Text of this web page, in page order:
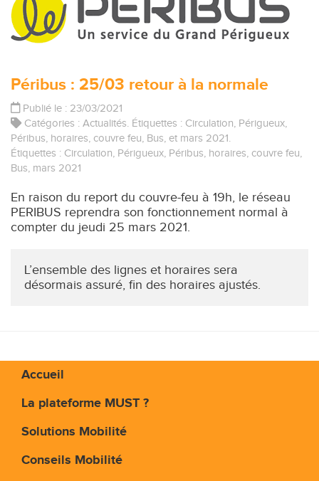
Péribus : 25/03 retour à la normale
Publié le : 23/03/2021
Catégories : Actualités. Étiquettes : Circulation, Périgueux,
Péribus, horaires, couvre feu, Bus, et mars 2021.
Étiquettes : Circulation, Périgueux, Péribus, horaires, couvre feu,
Bus, mars 2021
En raison du report du couvre-feu à 19h, le réseau
PERIBUS reprendra son fonctionnement normal à
compter du jeudi 25 mars 2021.
L’ensemble des lignes et horaires sera
désormais assuré, fin des horaires ajustés.
Accueil
La plateforme MUST ?
Solutions Mobilité
Conseils Mobilité